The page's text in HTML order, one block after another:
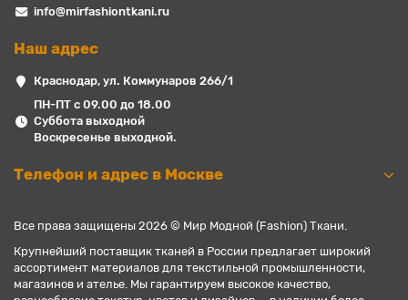
info@mirfashiontkani.ru
Наш адрес
Краснодар, ул. Коммунаров 266/1
ПН-ПТ с 09.00 до 18.00
Суббота выходной
Воскресенье выходной.
Телефон и адрес в Москве
Все права защищены 2026 © Мир Модной (Fashion) Ткани.
Крупнейший поставщик тканей в России предлагает широкий
ассортимент материалов для текстильной промышленности,
магазинов и ателье. Мы гарантируем высокое качество,